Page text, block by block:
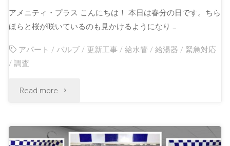
アメニティ・プラス こんにちは！ 本日は春分の日です。ちら
ほらと桜が咲いているのも見かけるようになり …
アパート / バルブ / 更新工事 /給水管 /給湯器 / 緊急対応
/調査
Read more